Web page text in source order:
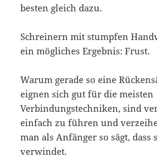
besten gleich dazu.
Schreinern mit stumpfen
ein mögliches Ergebnis: Frust.
Warum gerade so eine
eignen sich gut für die meisten
Verbindungstechniken, sind
einfach zu führen und
man als Anfänger so sägt, dass
verwindet.